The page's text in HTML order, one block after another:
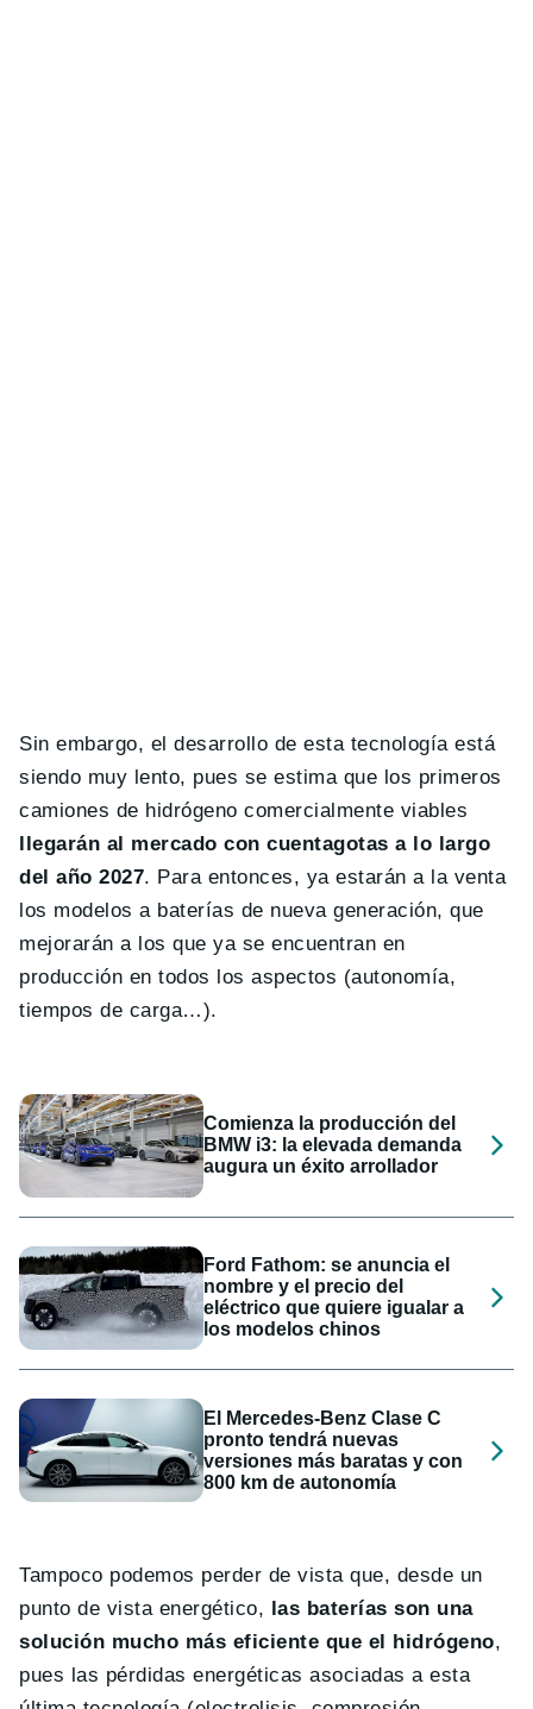
Sin embargo, el desarrollo de esta tecnología está
siendo muy lento, pues se estima que los primeros
camiones de hidrógeno comercialmente viables
llegarán al mercado con cuentagotas a lo largo
del año 2027. Para entonces, ya estarán a la venta
los modelos a baterías de nueva generación, que
mejorarán a los que ya se encuentran en
producción en todos los aspectos (autonomía,
tiempos de carga…).
Comienza la producción del
BMW i3: la elevada demanda
augura un éxito arrollador
Ford Fathom: se anuncia el
nombre y el precio del
eléctrico que quiere igualar a
los modelos chinos
El Mercedes-Benz Clase C
pronto tendrá nuevas
versiones más baratas y con
800 km de autonomía
Tampoco podemos perder de vista que, desde un
punto de vista energético, las baterías son una
solución mucho más eficiente que el hidrógeno,
pues las pérdidas energéticas asociadas a esta